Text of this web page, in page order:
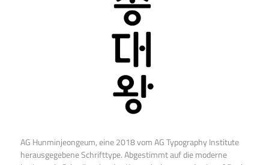
AG Hunminjeongeum, eine 2018 vom AG Typography Institute
herausgegebene Schrifttype. Abgestimmt auf die moderne